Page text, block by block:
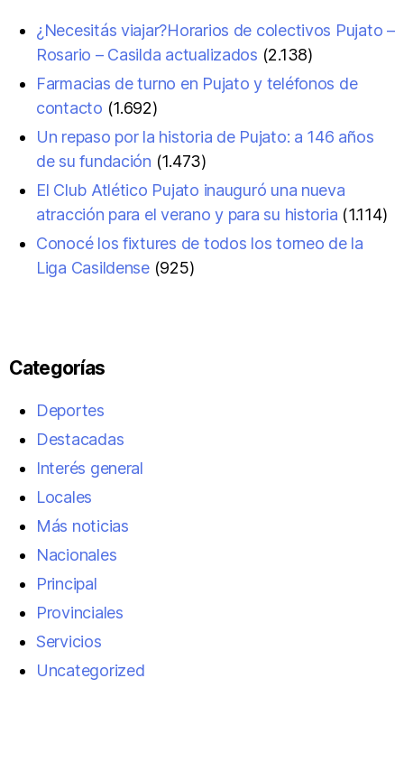
¿Necesitás viajar?Horarios de colectivos Pujato –
Rosario – Casilda actualizados (2.138)
Farmacias de turno en Pujato y teléfonos de
contacto (1.692)
Un repaso por la historia de Pujato: a 146 años
de su fundación (1.473)
El Club Atlético Pujato inauguró una nueva
atracción para el verano y para su historia (1.114)
Conocé los fixtures de todos los torneo de la
Liga Casildense (925)
Categorías
Deportes
Destacadas
Interés general
Locales
Más noticias
Nacionales
Principal
Provinciales
Servicios
Uncategorized